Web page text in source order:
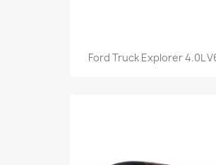
Ford Truck Explorer 4.0L